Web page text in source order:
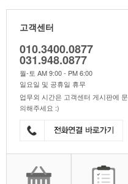
고객센터
010.3400.0877
031.948.0877
월-토 AM 9:00 - PM 6:00
일요일 및 공휴일 휴무
업무외 시간은 고객센터 게시판에 문
의해주세요 :)